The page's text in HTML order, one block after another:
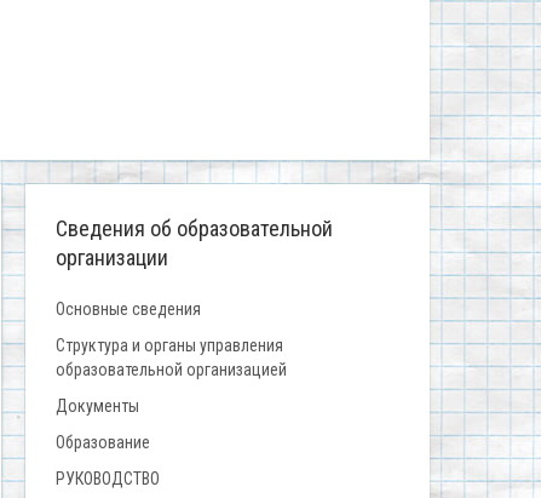
Сведения об образовательной
организации
Основные сведения
Структура и органы управления
образовательной организацией
Документы
Образование
РУКОВОДСТВО